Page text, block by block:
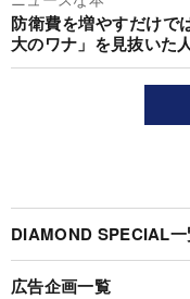
防衛費を増やすだけ
大のワナ」を見抜いた
DIAMOND SPECIAL
広告企画一覧